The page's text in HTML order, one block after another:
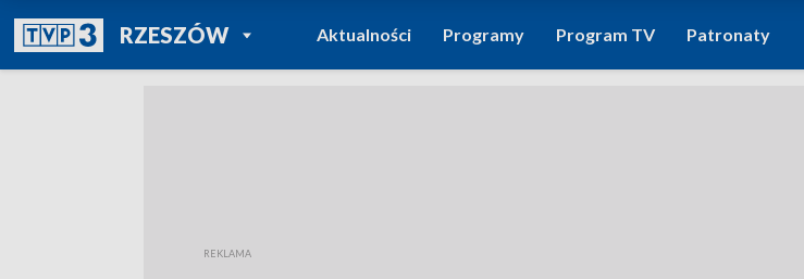
RZESZÓWPOWRÓT DO
TVP REGIONY
Aktualności Programy Program TV Patronaty